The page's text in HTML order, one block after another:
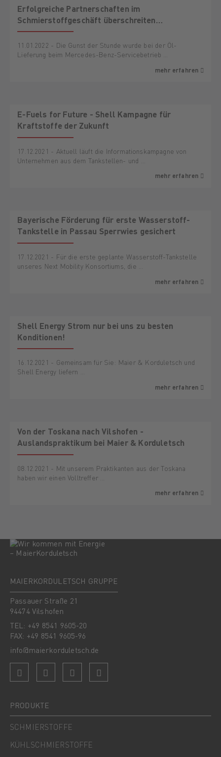
Erfolgreiche Partnerschaften im
Schmierstoffgeschäft überschreiten
Ländergrenzen
11.01.2022 - Die Gunst der Stunde wurde bei der Öl-
Lieferung beim Mercedes-Benz-Servicebetrieb …
mehr erfahren
E-Fuels for Future - Shell Kampagne für
Kraftstoffe der Zukunft
17.12.2021 - Aktuell läuft die Informationskampagne von
Unternehmen aus dem Tankstellen- und …
mehr erfahren
Bayerische Förderung für erste Wasserstoff-
Tankstelle in Passau Sperrwies gesichert
17.12.2021 - Für die erste geplante Wasserstoff-Tankstelle
unseres Next Mobility Konsortiums, die …
mehr erfahren
AKTION
Shell Energy Strom nur bei uns zu besten
Konditionen!
16.12.2021 - Gemeinsam für Sie: Maier & Korduletsch und
Shell Energy liefern …
mehr erfahren
Von der Toskana nach Vilshofen -
Auslandspraktikum bei Maier & Korduletsch
08.12.2021 - Mit unserem Praktikanten aus der Toskana
haben wir einen Volltreffer …
mehr erfahren
MAIERKORDULETSCH GRUPPE
Passauer Straße 21
94474 Vilshofen
TEL: +49 8541 9605-20
FAX: +49 8541 9605-96
info@maierkorduletsch.de
PRODUKTE
SCHMIERSTOFFE
KÜHLSCHMIERSTOFFE